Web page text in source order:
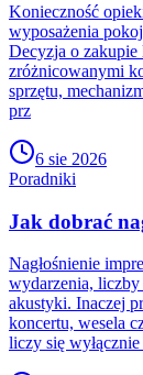
Konieczność
wyposażenia
Decyzja o zakupie
zróżnicowanymi
sprzętu,
prz
6 sie 2026
Poradniki
Jak dobrać
Nagłośnienie
wydarzenia,
akustyki. Inaczej
koncertu, wesela
liczy się